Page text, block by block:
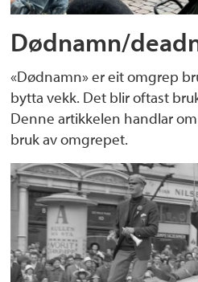
Dødnamn/
«Dødnamn» er eit omgrep
bytta vekk. Det blir oftast
Denne artikkelen handlar
bruk av omgrepet.